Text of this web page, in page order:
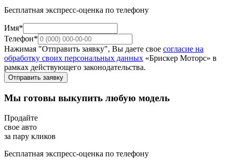
Бесплатная экспресс-оценка по телефону
Имя*
Телефон*
Нажимая "Отправить заявку", Вы даете свое согласие на
обработку своих персональных данных «Брискер Моторс» в
рамках действующего законодательства.
Отправить заявку
Мы готовы выкупить любую модель
Продайте
свое авто
за пару кликов
Бесплатная экспресс-оценка по телефону